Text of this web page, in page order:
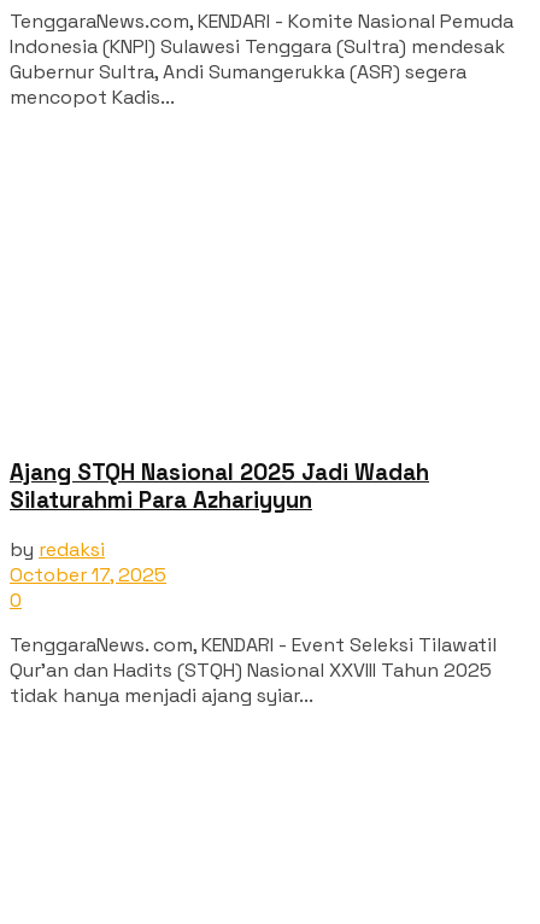
TenggaraNews.com, KENDARI - Komite Nasional Pemuda
Indonesia (KNPI) Sulawesi Tenggara (Sultra) mendesak
Gubernur Sultra, Andi Sumangerukka (ASR) segera
mencopot Kadis...
Ajang STQH Nasional 2025 Jadi Wadah
Silaturahmi Para Azhariyyun
by redaksi
October 17, 2025
0
TenggaraNews. com, KENDARI - Event Seleksi Tilawatil
Qur’an dan Hadits (STQH) Nasional XXVIII Tahun 2025
tidak hanya menjadi ajang syiar...